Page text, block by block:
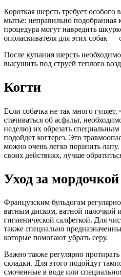
Короткая шерсть требует
мытье: неправильно подобранная
процедура могут навредить
ополаскивателя для этих собак —
После купания шерсть
высушить под струей теплого
Когти
Если собачка не так много гуляет,
стачиваться об асфальт,
неделю) их обрезать
подойдет когтерез. Это
можно очень легко поранить
своих действиях, лучше
Уход за мордочкой
Французским бульдогам
ватным диском, ватной палочкой
гигиенической салфеткой. Для
также специально
которые помогают убрать серу.
Важно также регулярно протирать
складки. Для этого подойдут
смоченные в воде или